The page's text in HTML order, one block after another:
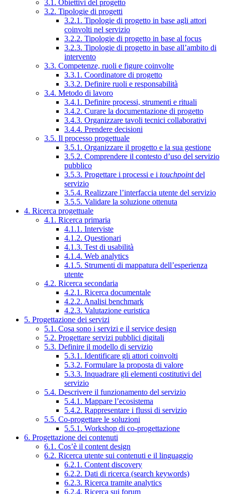
3.1. Obiettivi del progetto
3.2. Tipologie di progetti
3.2.1. Tipologie di progetto in base agli attori
coinvolti nel servizio
3.2.2. Tipologie di progetto in base al focus
3.2.3. Tipologie di progetto in base all’ambito di
intervento
3.3. Competenze, ruoli e figure coinvolte
3.3.1. Coordinatore di progetto
3.3.2. Definire ruoli e responsabilità
3.4. Metodo di lavoro
3.4.1. Definire processi, strumenti e rituali
3.4.2. Curare la documentazione di progetto
3.4.3. Organizzare tavoli tecnici collaborativi
3.4.4. Prendere decisioni
3.5. Il processo progettuale
3.5.1. Organizzare il progetto e la sua gestione
3.5.2. Comprendere il contesto d’uso del servizio
pubblico
3.5.3. Progettare i processi e i touchpointdel
servizio
3.5.4. Realizzare l’interfaccia utente del servizio
3.5.5. Validare la soluzione ottenuta
4. Ricerca progettuale
4.1. Ricerca primaria
4.1.1. Interviste
4.1.2. Questionari
4.1.3. Test di usabilità
4.1.4. Web analytics
4.1.5. Strumenti di mappatura dell’esperienza
utente
4.2. Ricerca secondaria
4.2.1. Ricerca documentale
4.2.2. Analisi benchmark
4.2.3. Valutazione euristica
5. Progettazione dei servizi
5.1. Cosa sono i servizi e il service design
5.2. Progettare servizi pubblici digitali
5.3. Definire il modello di servizio
5.3.1. Identificare gli attori coinvolti
5.3.2. Formulare la proposta di valore
5.3.3. Inquadrare gli elementi costitutivi del
servizio
5.4. Descrivere il funzionamento del servizio
5.4.1. Mappare l’ecosistema
5.4.2. Rappresentare i flussi di servizio
5.5. Co-progettare le soluzioni
5.5.1. Workshop di co-progettazione
6. Progettazione dei contenuti
6.1. Cos’è il content design
6.2. Ricerca utente sui contenuti e il linguaggio
6.2.1. Content discovery
6.2.2. Dati di ricerca (search keywords)
6.2.3. Ricerca tramite analytics
6.2.4. Ricerca sui forum